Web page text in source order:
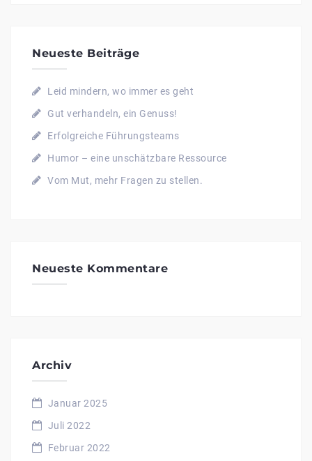
Neueste Beiträge
Leid mindern, wo immer es geht
Gut verhandeln, ein Genuss!
Erfolgreiche Führungsteams
Humor – eine unschätzbare Ressource
Vom Mut, mehr Fragen zu stellen.
Neueste Kommentare
Archiv
Januar 2025
Juli 2022
Februar 2022